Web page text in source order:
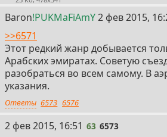
Baron!PUKMaFiAmY 62
2 фев 2015,
>>6571
Этот редкий жанр добывается
Арабских эмиратах. Советую
разобраться во всем самому. В
указания.
Ответы 6573 6576
63
2 фев 2015, 16:51 63 6573